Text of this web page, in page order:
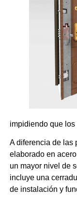
impidiendo que
A diferencia de las
elaborado en
un mayor nivel de
incluye una
de instalación y